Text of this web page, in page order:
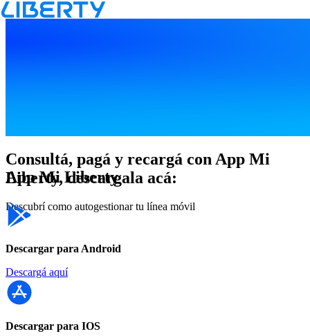
Inicio mi liberty
App Mi Liberty
Descubrí como autogestionar tu línea móvil
Consultá, pagá y recargá con App Mi
Liberty, descargala acá:
Descargar para Android
Descargá aquí
Descargar para IOS